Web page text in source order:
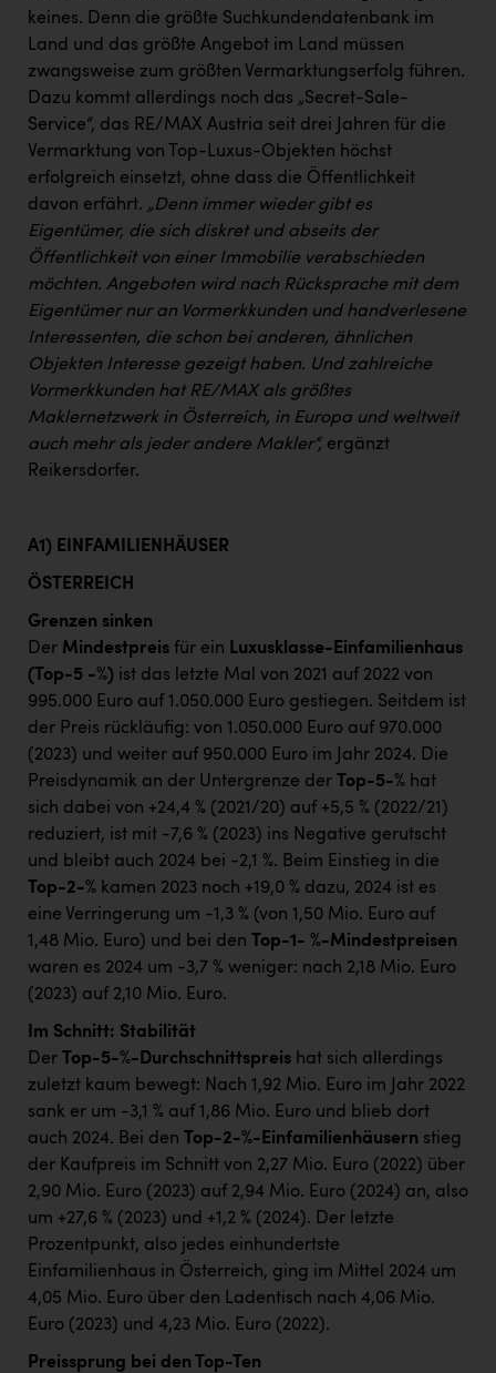
keines. Denn die größte Suchkundendatenbank im
Land und das größte Angebot im Land müssen
zwangsweise zum größten Vermarktungserfolg führen.
Dazu kommt allerdings noch das „Secret-Sale-
Service“, das RE/MAX Austria seit drei Jahren für die
Vermarktung von Top-Luxus-Objekten höchst
erfolgreich einsetzt, ohne dass die Öffentlichkeit
davon erfährt. „Denn immer wiedergibt es
Eigentümer, die sich diskret und abseits der
Öffentlichkeit von einer Immobilie verabschieden
möchten. Angeboten wird nach Rücksprache mit dem
Eigentümer nur an Vormerkkunden und handverlesene
Interessenten, die schon bei anderen, ähnlichen
Objekten Interesse gezeigt haben. Und zahlreiche
Vormerkkunden hat RE/MAX als größtes
Maklernetzwerk in Österreich, in Europa und weltweit
auch mehr als jeder andere Makler“, ergänzt
Reikersdorfer.
A1) EINFAMILIENHÄUSER
ÖSTERREICH
Grenzen sinken
Der Mindestpreis für ein Luxusklasse-Einfamilienhaus
(Top-5 -%) ist das letzte Mal von 2021 auf 2022 von
995.000 Euro auf 1.050.000 Euro gestiegen. Seitdem ist
der Preis rückläufig: von 1.050.000 Euro auf 970.000
(2023) und weiter auf 950.000 Euro im Jahr 2024. Die
Preisdynamik an der Untergrenze der Top-5-% hat
sich dabei von +24,4 % (2021/20) auf +5,5 % (2022/21)
reduziert, ist mit -7,6 % (2023) ins Negative gerutscht
und bleibt auch 2024 bei -2,1 %. Beim Einstieg in die
Top-2-% kamen 2023 noch +19,0 % dazu, 2024 ist es
eine Verringerung um -1,3 % (von 1,50 Mio. Euro auf
1,48 Mio. Euro) und bei den Top-1- %-Mindestpreisen
waren es 2024 um -3,7 % weniger: nach 2,18 Mio. Euro
(2023) auf 2,10 Mio. Euro.
Im Schnitt: Stabilität
Der Top-5-%-Durchschnittspreis hat sich allerdings
zuletzt kaum bewegt: Nach 1,92 Mio. Euro im Jahr 2022
sank er um -3,1 % auf 1,86 Mio. Euro und blieb dort
auch 2024. Bei den Top-2-%-Einfamilienhäusern stieg
der Kaufpreis im Schnitt von 2,27 Mio. Euro (2022) über
2,90 Mio. Euro (2023) auf 2,94 Mio. Euro (2024) an, also
um +27,6 % (2023) und +1,2 % (2024). Der letzte
Prozentpunkt, also jedes einhundertste
Einfamilienhaus in Österreich, ging im Mittel 2024 um
4,05 Mio. Euro über den Ladentisch nach 4,06 Mio.
Euro (2023) und 4,23 Mio. Euro (2022).
Preissprung bei den Top-Ten